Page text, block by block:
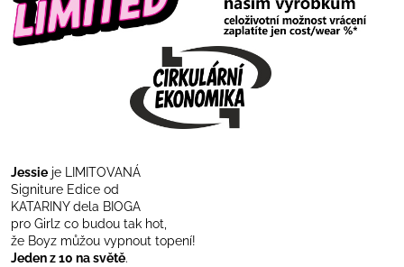
Jessie je LIMITOVANÁ
Signiture Edice od
KATARINY dela BIOGA
pro Girlz co budou tak hot,
že Boyz můžou vypnout topení!
Jeden z 10 na světě.
a
j
HLEDAT